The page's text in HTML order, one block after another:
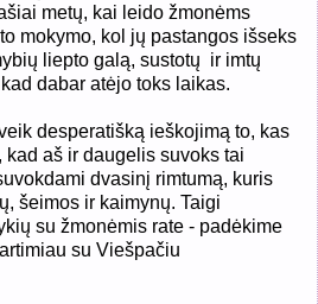
metų, kai leido žmonėms
mokymo, kol jų pastangos išseks
liepto galą, sustotų ir imtų
dabar atėjo toks laikas.
desperatišką ieškojimą to, kas
aš ir daugelis suvoks tai
dvasinį rimtumą, kuris
šeimos ir kaimynų. Taigi
su žmonėmis rate - padėkime
su Viešpačiu